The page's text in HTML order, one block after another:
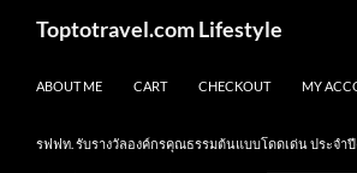
Toptotravel.com Lifestyle
ABOUT ME CART CHECKOUT MY
รฟฟท. รับรางวัลองค์กรคุณธรรมต้นแบบโดดเด่น ประจำ